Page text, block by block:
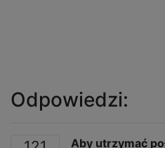
Odpowiedzi:
Aby utrzymać